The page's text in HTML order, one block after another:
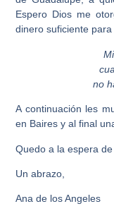
Espero Dios me
dinero suficiente para
no
A continuación les
en Baires y al final
Quedo a la espera
Un abrazo,
Ana de los Angeles